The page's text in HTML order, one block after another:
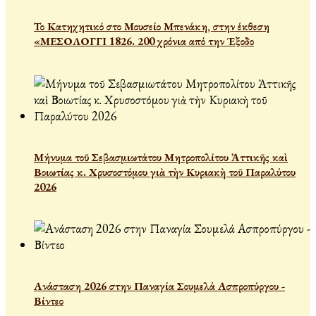
Το Κατηχητικό στο Μουσείο Μπενάκη, στην έκθεση
«ΜΕΣΟΛΟΓΓΙ 1826. 200 χρόνια από την Έξοδο
Μήνυμα τοῦ Σεβασμιωτάτου Μητροπολίτου Ἀττικῆς καὶ
Βοιωτίας κ. Χρυσοστόμου γιὰ τὴν Κυριακὴ τοῦ Παραλύτου
2026
Ανάσταση 2026 στην Παναγία Σουμελά Ασπροπύργου -
Βίντεο